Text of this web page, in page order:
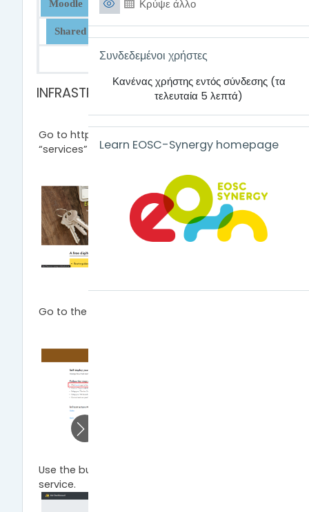
Moodle Videos Videochat
Shared drive
Hackathon Manager
Infrastructure Manager
INFRASTRUCTURE MANAGER
Go tohttps://learn.eosc-synergy.eu/
“services” section, then select Infrastructure.
Go to the service.
Use the button to log in with EGI Check-in
service.
Κρύψε άλλο
Παράλειψη Συνδεδεμένοι χρήστες
Συνδεδεμένοι χρήστες
Κανένας χρήστης εντός σύνδεσης (τα
τελευταία 5 λεπτά)
Παράλειψη Learn EOSC-Synergy homepage
Learn EOSC-Synergy homepage